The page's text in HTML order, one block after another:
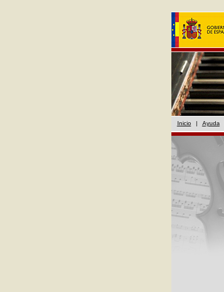
Inicio | Ayuda